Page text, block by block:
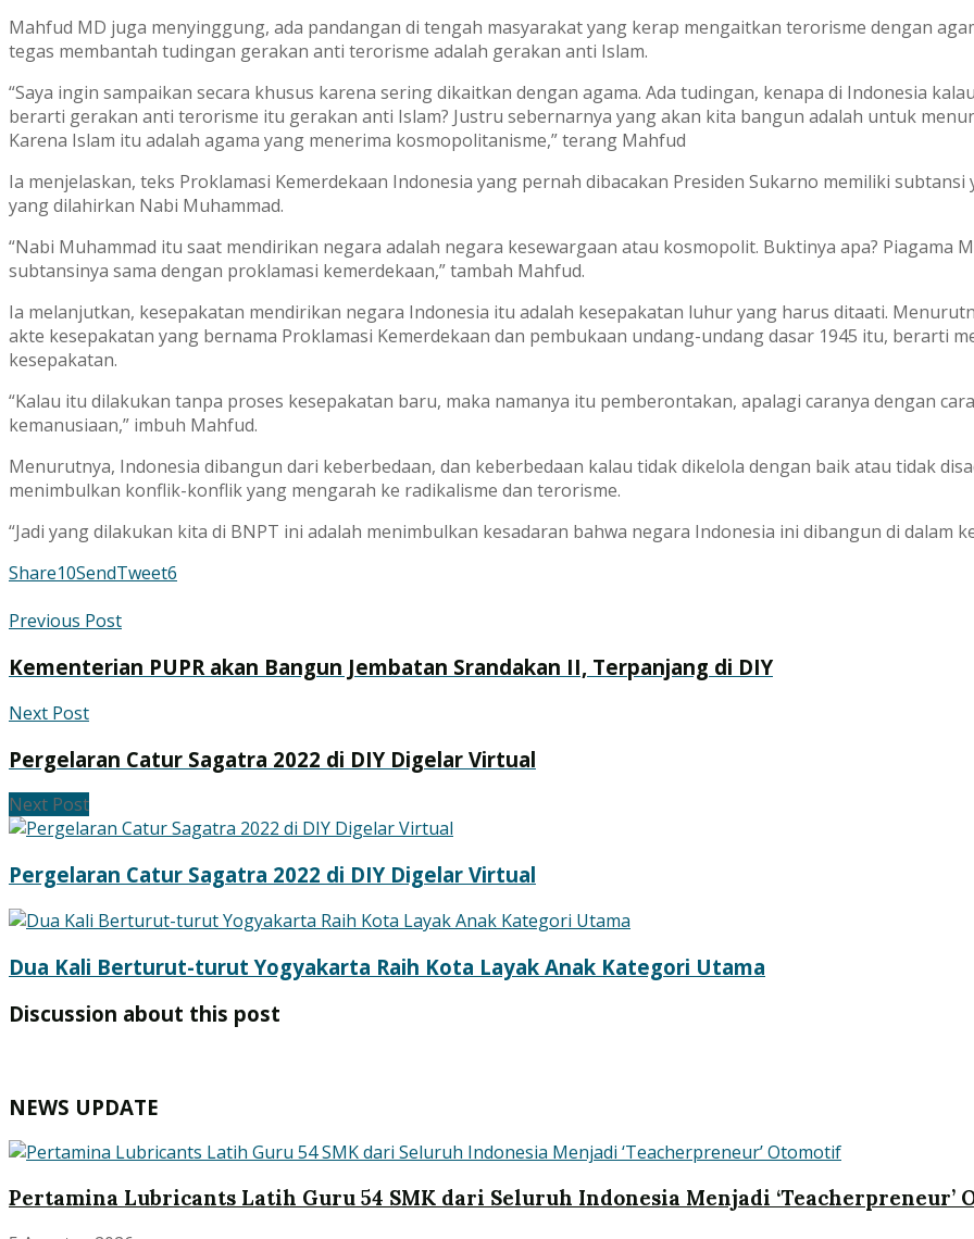
Mahfud MD juga menyinggung, ada pandangan di tengah masyarakat yang kerap mengaitkan terorisme dengan
tegas membantah tudingan gerakan anti terorisme adalah gerakan anti Islam.
“Saya ingin sampaikan secara khusus karena sering dikaitkan dengan agama. Ada tudingan, kenapa di Indonesia
berarti gerakan anti terorisme itu gerakan anti Islam? Justru sebernarnya yang akan kita bangun adalah untuk
Karena Islam itu adalah agama yang menerima kosmopolitanisme,” terang Mahfud
Ia menjelaskan, teks Proklamasi Kemerdekaan Indonesia yang pernah dibacakan Presiden Sukarno memiliki subtansi
yang dilahirkan Nabi Muhammad.
“Nabi Muhammad itu saat mendirikan negara adalah negara kesewargaan atau kosmopolit. Buktinya apa? Piagama
subtansinya sama dengan proklamasi kemerdekaan,” tambah Mahfud.
Ia melanjutkan, kesepakatan mendirikan negara Indonesia itu adalah kesepakatan luhur yang harus ditaati.
akte kesepakatan yang bernama Proklamasi Kemerdekaan dan pembukaan undang-undang dasar 1945 itu, berarti
kesepakatan.
“Kalau itu dilakukan tanpa proses kesepakatan baru, maka namanya itu pemberontakan, apalagi caranya dengan
kemanusiaan,” imbuh Mahfud.
Menurutnya, Indonesia dibangun dari keberbedaan, dan keberbedaan kalau tidak dikelola dengan baik atau tidak
menimbulkan konflik-konflik yang mengarah ke radikalisme dan terorisme.
“Jadi yang dilakukan kita di BNPT ini adalah menimbulkan kesadaran bahwa negara Indonesia ini dibangun di dalam
Share10SendTweet6
Previous Post
Kementerian PUPR akan Bangun Jembatan Srandakan II, Terpanjang di DIY
Next Post
Pergelaran Catur Sagatra 2022 di DIY Digelar Virtual
Next Post
Pergelaran Catur Sagatra 2022 di DIY Digelar Virtual
Dua Kali Berturut-turut Yogyakarta Raih Kota Layak Anak Kategori Utama
Discussion about this post
NEWS UPDATE
Pertamina Lubricants Latih Guru 54 SMK dari Seluruh Indonesia Menjadi ‘Teacherpreneur’